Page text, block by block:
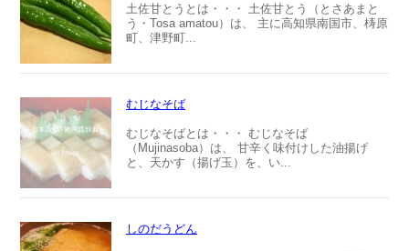
土佐甘とうとは・・・ 土佐甘とう（とさあまと
う・Tosa amatou）は、 主に高知県南国市、梼原
町、津野町...
むじなそば
むじなそばとは・・・ むじなそば
（Mujinasoba）は、 甘辛く味付けした油揚げ
と、天かす（揚げ玉）を、い...
しのだうどん